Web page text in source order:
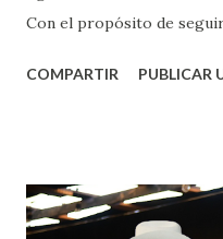
Con el propósito de
municipal, Leo Montañez
Corazón Urbano y el
COMPARTIR PUBLICAR